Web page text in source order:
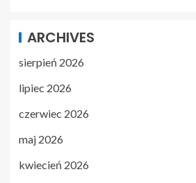
ARCHIVES
sierpień 2026
lipiec 2026
czerwiec 2026
maj 2026
kwiecień 2026